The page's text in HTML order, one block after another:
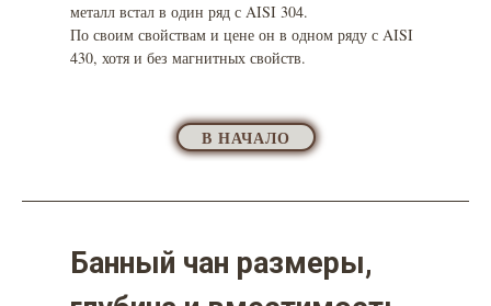
металл встал в один ряд с AISI 304.
По своим свойствам и цене он в одном ряду с AISI
430, хотя и без магнитных свойств.
В НАЧАЛО
Банный чан размеры,